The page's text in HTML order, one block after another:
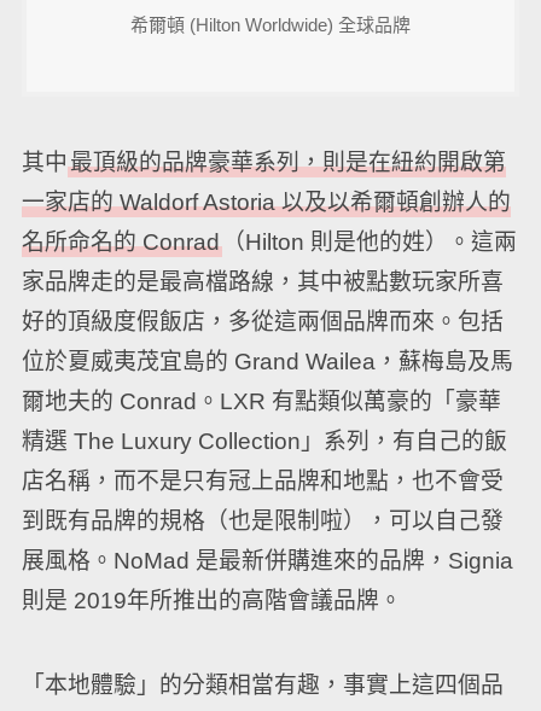
希爾頓 (Hilton Worldwide) 全球品牌
其中最頂級的品牌豪華系列，則是在紐約開啟第
一家店的 Waldorf Astoria 以及以希爾頓創辦人的
名所命名的 Conrad（Hilton 則是他的姓）。這兩
家品牌走的是最高檔路線，其中被點數玩家所喜
好的頂級度假飯店，多從這兩個品牌而來。包括
位於夏威夷茂宜島的 Grand Wailea，蘇梅島及馬
爾地夫的 Conrad。LXR 有點類似萬豪的「豪華
精選 The Luxury Collection」系列，有自己的飯
店名稱，而不是只有冠上品牌和地點，也不會受
到既有品牌的規格（也是限制啦），可以自己發
展風格。NoMad 是最新併購進來的品牌，Signia
則是 2019年所推出的高階會議品牌。
「本地體驗」的分類相當有趣，事實上這四個品